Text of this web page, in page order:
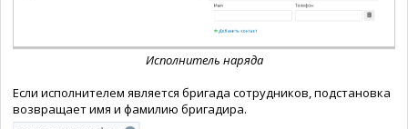
Исполнитель наряда
Если исполнителем является бригада сотрудников, подстановка
возвращает имя и фамилию бригадира.